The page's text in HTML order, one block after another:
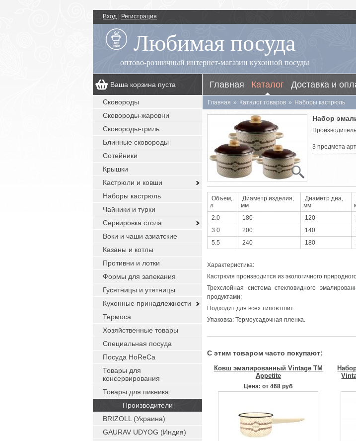
Вход Регистрация
Любимая посуда
оптово-розничный интернет-магазин кухонной посуды
Ваша корзина пуста
+7 (495) 518-55-89
заказы с сайта: круглосуточно без
Главная Каталог Доставка и
Главная » Каталог товаров » Наборы кастрюль
Набор
3 предмета
Объем,
л
Диаметр изделия,
мм
Диаметр дна,
мм
2.0
180 120
3.0
200 140
5.5
240 180
Характеристика:
Кастрюля производится из экологичного
Трехслойная система стекловидного
продуктами;
Подходит для всех типов плит.
Упаковка: Термоусадочная пленка.
С этим товаром часто покупают:
Ковш эмалированный Vintage TM
Appetite
Цена: от 468 руб
Сковороды
Сковороды-жаровни
Сковороды-гриль
Блинные сковороды
Сотейники
Крышки
Кастрюли и ковши
Наборы кастрюль
Чайники и турки
Сервировка стола
Воки и чаши азиатские
Казаны и котлы
Противни и лотки
Формы для запекания
Гусятницы и утятницы
Кухонные принадлежности
Термоса
Хозяйственные товары
Специальная посуда
Посуда HoReCa
Товары для
консервирования
Товары для пикника
Производители
BRIZOLL (Украина)
GAURAV UDYOG (Индия)